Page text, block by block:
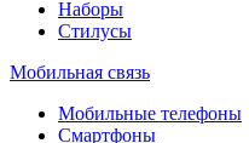
Наборы
Стилусы
Мобильная связь
Мобильные телефоны
Смартфоны